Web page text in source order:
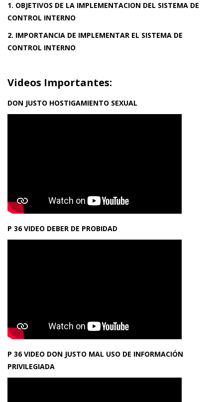
1. OBJETIVOS DE LA IMPLEMENTACION DEL SISTEMA DE
CONTROL INTERNO
2. IMPORTANCIA DE IMPLEMENTAR EL SISTEMA DE
CONTROL INTERNO
Videos Importantes:
DON JUSTO HOSTIGAMIENTO SEXUAL
P 36 VIDEO DEBER DE PROBIDAD
P 36 VIDEO DON JUSTO MAL USO DE INFORMACIÓN
PRIVILEGIADA